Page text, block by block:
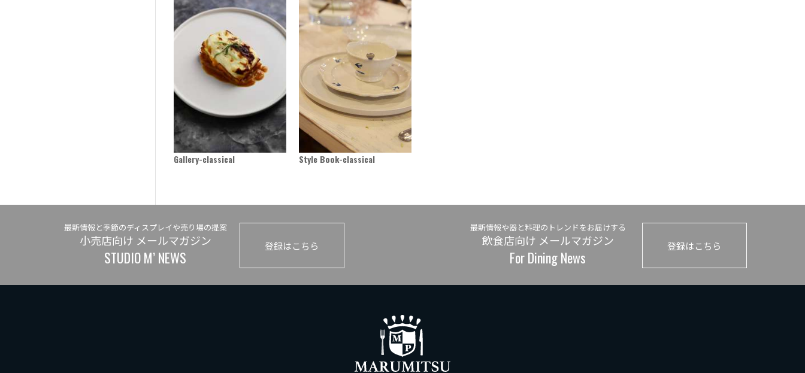
Gallery-classical Style Book-classical
最新情報と季節のディスプレイや売り場の提案
小売店向け メールマガジン
STUDIO M’ NEWS
登録はこちら
最新情報や器と料理のトレンドをお届けする
飲食店向け メールマガジン
For Dining News
登録はこちら